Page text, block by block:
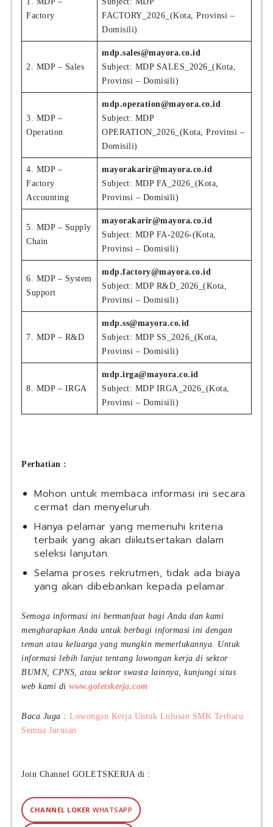
Factory
FACTORY_2026_(Kota, Provinsi –
Domisili)
2. MDP – Sales
mdp.sales@mayora.co.id
Subject: MDP SALES_2026_(Kota,
Provinsi – Domisili)
3. MDP –
Operation
mdp.operation@mayora.co.id
Subject: MDP
OPERATION_2026_(Kota, Provinsi –
Domisili)
4. MDP –
Factory
Accounting
mayorakarir@mayora.co.id
Subject: MDP FA_2026_(Kota,
Provinsi – Domisili)
5. MDP – Supply
Chain
mayorakarir@mayora.co.id
Subject: MDP FA-2026-(Kota,
Provinsi – Domisili)
6. MDP – System
Support
mdp.factory@mayora.co.id
Subject: MDP R&D_2026_(Kota,
Provinsi – Domisili)
7. MDP – R&D
mdp.ss@mayora.co.id
Subject: MDP SS_2026_(Kota,
Provinsi – Domisili)
8. MDP – IRGA
mdp.irga@mayora.co.id
Subject: MDP IRGA_2026_(Kota,
Provinsi – Domisili)
Perhatian :
Mohon untuk membaca informasi ini secara
cermat dan menyeluruh.
Hanya pelamar yang memenuhi kriteria
terbaik yang akan diikutsertakan dalam
seleksi lanjutan.
Selama proses rekrutmen, tidak ada biaya
yang akan dibebankan kepada pelamar.
Semoga informasi ini bermanfaat bagi Anda dan kami
mengharapkan Anda untuk berbagi informasi ini dengan
teman atau keluarga yang mungkin memerlukannya. Untuk
informasi lebih lanjut tentang lowongan kerja di sektor
BUMN, CPNS, atau sektor swasta lainnya, kunjungi situs
web kami di www.goletskerja.com
Baca Juga : Lowongan Kerja Untuk Lulusan SMK Terbaru
Semua Jurusan
Join Channel GOLETSKERJA di :
CHANNEL LOKER WHATSAPP